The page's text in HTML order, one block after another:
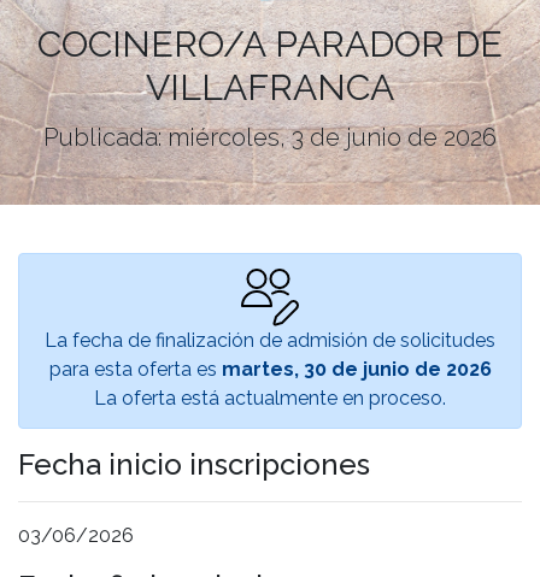
COCINERO/A PARADOR DE
VILLAFRANCA
Publicada: miércoles, 3 de junio de 2026
La fecha de finalización de admisión de solicitudes
para esta oferta es martes, 30 de junio de 2026
La oferta está actualmente en proceso.
Fecha inicio inscripciones
03/06/2026